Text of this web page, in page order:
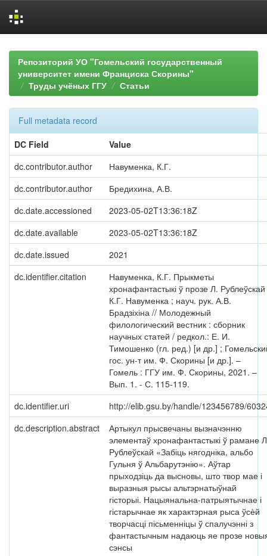
navigationРепозиторий УО "Гомельский государственный
университет имени Франциска Скорины"
Труды учёных ГГУ
Статьи
Full metadata record
DC Field
Value
dc.contributor.author
Навуменка, К.Г.
dc.contributor.author
Бредихина, А.В.
dc.date.accessioned
2023-05-02T13:36:18Z
dc.date.available
2023-05-02T13:36:18Z
dc.date.issued
2021
dc.identifier.citation
Навуменка, К.Г. Прыкметы
хронафантастыкі ў прозе Л.
К.Г. Навуменка ; науч. рук. А.В.
Брадзіхіна // Молодежный
филологический вестник : сборник
научных статей / редкол.: Е. И.
Тимошенко (гл. ред.) [и др.] ;
гос. ун-т им. Ф. Скорины [и др.]. –
Гомель : ГГУ им. Ф. Скорины, 2021. –
Вып. 1. - С. 115-119.
dc.identifier.uri
http://elib.gsu.by/handle/123456789/
dc.description.abstract
Артыкул прысвечаны вызначэнню
элементаў хронафантастыкі ў рамане
Рублеўскай «Забіць нягодніка, альбо
Гульня ў Альбарутэнію». Аўтар
прыходзіць да высновы, што твор мае і
выразныя рысы альтэрнатыўнай
гісторыі. Нацыянальна-патрыятычнае і
гістарычнае як характэрная рыса ўсѐй
творчасці пісьменніцы ў спалучэнні з
фантастычным надаюць яе прозе
сэнсы